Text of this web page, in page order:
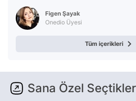
Figen Şayak
Onedio Üyesi
Tüm içerikleri
Sana Özel